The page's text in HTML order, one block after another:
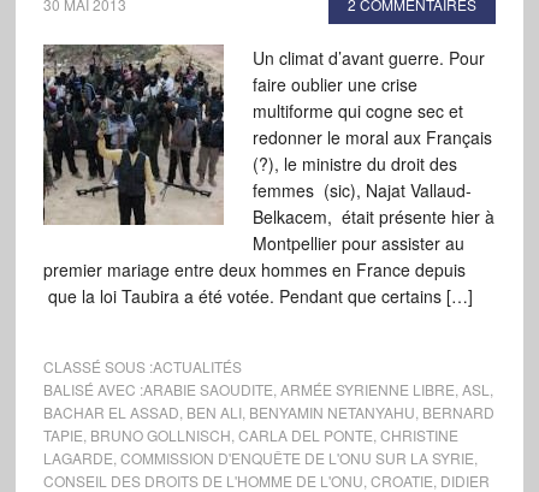
30 MAI 2013 2 COMMENTAIRES
Un climat d’avant guerre. Pour
faire oublier une crise
multiforme qui cogne sec et
redonner le moral aux Français
(?), le ministre du droit des
femmes (sic), Najat Vallaud-
Belkacem, était présente hier à
Montpellier pour assister au
premier mariage entre deux hommes en France depuis
que la loi Taubira a été votée. Pendant que certains […]
CLASSÉ SOUS :ACTUALITÉS
BALISÉ AVEC :ARABIE SAOUDITE ARMÉE SYRIENNE LIBRE ASL
BACHAR EL ASSAD BEN ALI, BENYAMIN NETANYAHU BERNARD
TAPIE BRUNO GOLLNISCH CARLA DEL PONTE CHRISTINE
LAGARDE COMMISSION D'ENQUÊTE DE L'ONU SUR LA SYRIE
CONSEIL DES DROITS DE L'HOMME DE L'ONU CROATIE DIDIER